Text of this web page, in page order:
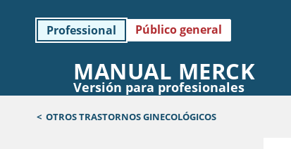
Professional Público general
MANUAL MERCK
Versión para profesionales
< OTROS TRASTORNOS GINECOLÓGICOS